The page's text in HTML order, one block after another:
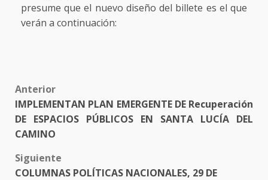
presume que el nuevo diseño del billete es el que
verán a continuación:
Post
navigation
Anterior
IMPLEMENTAN PLAN EMERGENTE DE Recuperación
DE ESPACIOS PÚBLICOS EN SANTA LUCÍA DEL
CAMINO
Siguiente
COLUMNAS POLÍTICAS NACIONALES, 29 DE